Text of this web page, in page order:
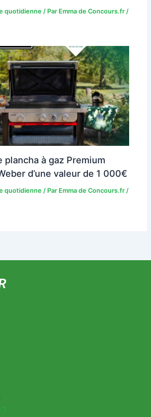
quotidienne / Par Emma de Concours.fr /
plancha à gaz Premium
d’une valeur de 1 000€
quotidienne / Par Emma de Concours.fr /
?